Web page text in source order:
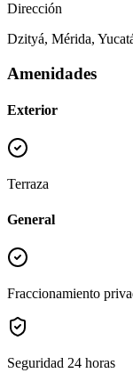
Dirección
Dzityá, Mérida,
Amenidades
Exterior
Terraza
General
Fraccionamiento
Seguridad 24 horas